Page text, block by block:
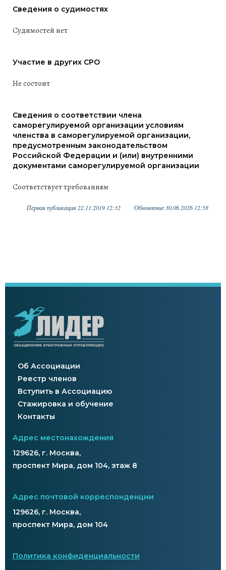
Сведения о судимостях
Судимостей нет
Участие в других СРО
Не состоит
Сведения о соответствии члена
саморегулируемой организации условиям
членства в саморегулируемой организации,
предусмотренным законодательством
Российской Федерации и (или) внутренними
документами саморегулируемой организации
Соответствует требованиям
Первая публикация 22.11.2019 12:32 Обновление 30.06.2026 12:58
Об Ассоциации
Реестр членов
Вступить в Ассоциацию
Стажировка и обучение
Контакты
Адрес местонахождения
129626, г. Москва,
проспект Мира, дом 104, этаж 8
Адрес почтовой корреспонденции
129626, г. Москва,
проспект Мира, дом 104
Политика конфиденциальности